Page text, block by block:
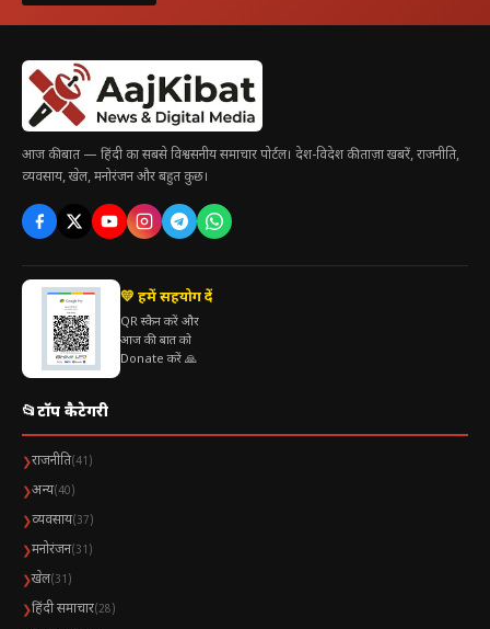
आज की बात — हिंदी का सबसे विश्वसनीय समाचार पोर्टल। देश-विदेश की ताज़ा खबरें, राजनीति,
व्यवसाय, खेल, मनोरंजन और बहुत कुछ।
💛 हमें सहयोग दें
QR स्कैन करें और
आज की बात को
Donate करें 🙏
📂टॉप कैटेगरी
❯राजनीति(41)
❯अन्य(40)
❯व्यवसाय(37)
❯मनोरंजन(31)
❯खेल(31)
❯हिंदी समाचार(28)